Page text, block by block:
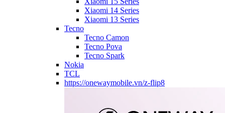
Xiaomi 14 Series
Xiaomi 13 Series
Tecno
Tecno Camon
Tecno Pova
Tecno Spark
Nokia
TCL
https://onewaymobile.vn/z-flip8